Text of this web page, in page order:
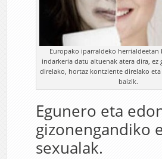
Europako iparraldeko herrialdeetan
indarkeria datu altuenak atera dira, ez
direlako, hortaz kontziente direlako
baizik.
Egunero eta
gizonengandiko
sexualak.